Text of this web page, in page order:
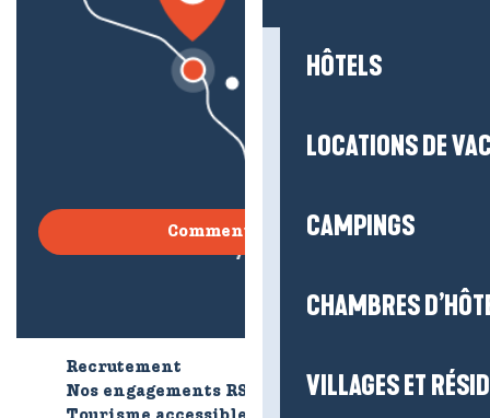
HÔTELS
LOCATIONS DE
CAMPINGS
CHAMBRES
VILLAGES ET
Comment venir ?
Recrutement
Nos engagements RSE